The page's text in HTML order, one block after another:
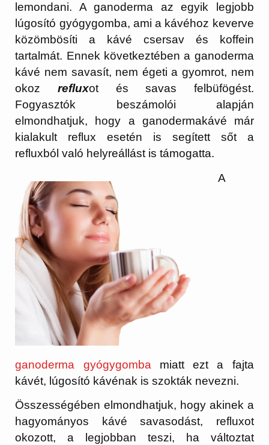
lemondani. A ganoderma az egyik legjobb
lúgosító gyógygomba, ami a kávéhoz keverve
közömbösíti a kávé csersav és koffein
tartalmát. Ennek következtében a ganoderma
kávé nem savasít, nem égeti a gyomrot, nem
okoz refluxot és savas felbüfögést.
Fogyasztók beszámolói alapján
elmondhatjuk, hogy a ganodermakávé már
kialakult reflux esetén is segített sőt a
refluxból való helyreállást is támogatta.
A
ganoderma gyógygomba miatt ezt a fajta
kávét, lúgosító kávénak is szokták nevezni.
Összességében elmondhatjuk, hogy akinek a
hagyományos kávé savasodást, refluxot
okozott, a legjobban teszi, ha változtat